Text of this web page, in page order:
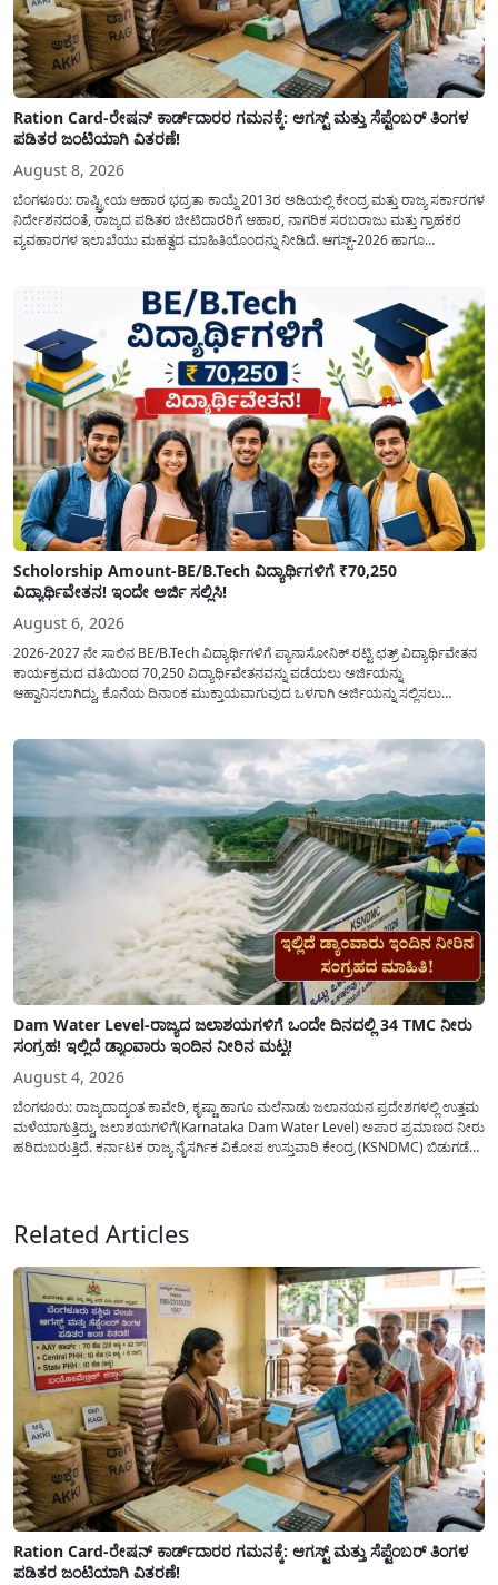
Ration Card-ರೇಷನ್ ಕಾರ್ಡ್‍ದಾರರ ಗಮನಕ್ಕೆ: ಆಗಸ್ಟ್ ಮತ್ತು ಸೆಪ್ಟೆಂಬರ್ ತಿಂಗಳ
ಪಡಿತರ ಜಂಟಿಯಾಗಿ ವಿತರಣೆ!
August 8, 2026
ಬೆಂಗಳೂರು: ರಾಷ್ಟ್ರೀಯ ಆಹಾರ ಭದ್ರತಾ ಕಾಯ್ದೆ 2013ರ ಅಡಿಯಲ್ಲಿ ಕೇಂದ್ರ ಮತ್ತು ರಾಜ್ಯ ಸರ್ಕಾರಗಳ
ನಿರ್ದೇಶನದಂತೆ, ರಾಜ್ಯದ ಪಡಿತರ ಚೀಟಿದಾರರಿಗೆ ಆಹಾರ, ನಾಗರಿಕ ಸರಬರಾಜು ಮತ್ತು ಗ್ರಾಹಕರ
ವ್ಯವಹಾರಗಳ ಇಲಾಖೆಯು ಮಹತ್ವದ ಮಾಹಿತಿಯೊಂದನ್ನು ನೀಡಿದೆ. ಆಗಸ್ಟ್-2026 ಹಾಗೂ
Scholorship Amount-BE/B.Tech ವಿದ್ಯಾರ್ಥಿಗಳಿಗೆ ₹70,250
ವಿದ್ಯಾರ್ಥಿವೇತನ! ಇಂದೇ ಅರ್ಜಿ ಸಲ್ಲಿಸಿ!
August 6, 2026
2026-2027 ನೇ ಸಾಲಿನ BE/B.Tech ವಿದ್ಯಾರ್ಥಿಗಳಿಗೆ ಪ್ಯಾನಾಸೋನಿಕ್ ರಟ್ಟಿ ಛತ್ರ್ ವಿದ್ಯಾರ್ಥಿವೇತನ
ಕಾರ್ಯಕ್ರಮದ ವತಿಯಿಂದ 70,250 ವಿದ್ಯಾರ್ಥಿವೇತನವನ್ನು ಪಡೆಯಲು ಅರ್ಜಿಯನ್ನು
ಆಹ್ವಾನಿಸಲಾಗಿದ್ದು, ಕೊನೆಯ ದಿನಾಂಕ ಮುಕ್ತಾಯವಾಗುವುದ ಒಳಗಾಗಿ ಅರ್ಜಿಯನ್ನು ಸಲ್ಲಿಸಲು
ಜಾರಿಗೆ...
Dam Water Level-ರಾಜ್ಯದ ಜಲಾಶಯಗಳಿಗೆ ಒಂದೇ ದಿನದಲ್ಲಿ 34 TMC ನೀರು
ಸಂಗ್ರಹ! ಇಲ್ಲಿದೆ ಡ್ಯಾಂವಾರು ಇಂದಿನ ನೀರಿನ ಮಟ್ಟ!
August 4, 2026
ಬೆಂಗಳೂರು: ರಾಜ್ಯದಾದ್ಯಂತ ಕಾವೇರಿ, ಕೃಷ್ಣಾ ಹಾಗೂ ಮಲೆನಾಡು ಜಲಾನಯನ ಪ್ರದೇಶಗಳಲ್ಲಿ ಉತ್ತಮ
ಮಳೆಯಾಗುತ್ತಿದ್ದು, ಜಲಾಶಯಗಳಿಗೆ(Karnataka Dam Water Level) ಅಪಾರ ಪ್ರಮಾಣದ ನೀರು
ಹರಿದುಬರುತ್ತಿದೆ. ಕರ್ನಾಟಕ ರಾಜ್ಯ ನೈಸರ್ಗಿಕ ವಿಕೋಪ ಉಸ್ತುವಾರಿ ಕೇಂದ್ರ (KSNDMC) ಬಿಡುಗಡೆ
Related Articles
Ration Card-ರೇಷನ್ ಕಾರ್ಡ್‍ದಾರರ ಗಮನಕ್ಕೆ: ಆಗಸ್ಟ್ ಮತ್ತು ಸೆಪ್ಟೆಂಬರ್ ತಿಂಗಳ
ಪಡಿತರ ಜಂಟಿಯಾಗಿ ವಿತರಣೆ!